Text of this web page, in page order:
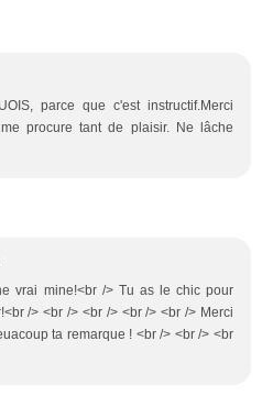
parce que c'est instructif.Merci
procure tant de plaisir. Ne lâche
vrai mine!<br /> Tu as le chic pour
/> <br /> <br /> <br /> <br /> Merci
ta remarque ! <br /> <br /> <br